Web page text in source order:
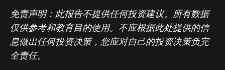
免责声明：此报告不提供任何投资建议。所有数据
仅供参考和教育目的使用。不应根据此处提供的信
息做出任何投资决策，您应对自己的投资决策负完
全责任。